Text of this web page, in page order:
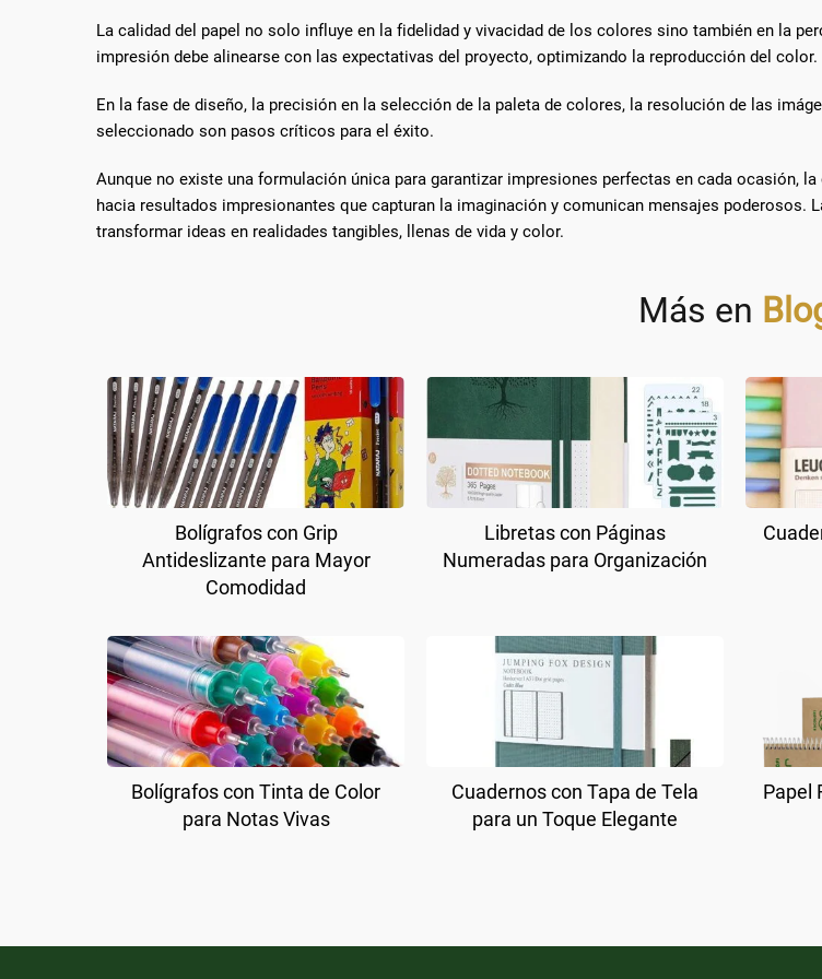
La calidad del papel no solo influye en la fidelidad y vivacidad de los colores sino también en la
impresión debe alinearse con las expectativas del proyecto, optimizando la reproducción del color.
En la fase de diseño, la precisión en la selección de la paleta de colores, la resolución de las
seleccionado son pasos críticos para el éxito.
Aunque no existe una formulación única para garantizar impresiones perfectas en cada ocasión,
hacia resultados impresionantes que capturan la imaginación y comunican mensajes poderosos.
transformar ideas en realidades tangibles, llenas de vida y color.
Más en
Bolígrafos con Grip
Antideslizante para Mayor
Comodidad
Libretas con Páginas
Numeradas para Organización
Bolígrafos con Tinta de Color
para Notas Vivas
Cuadernos con Tapa de Tela
para un Toque Elegante
Papel